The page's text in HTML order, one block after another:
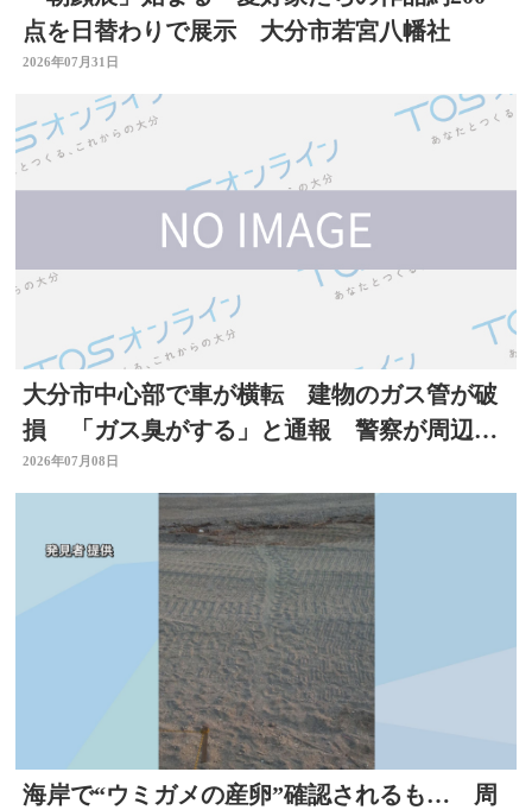
点を日替わりで展示 大分市若宮八幡社
2026年07月31日
大分市中心部で車が横転 建物のガス管が破
損 「ガス臭がする」と通報 警察が周辺で
一時交通規制
2026年07月08日
海岸で“ウミガメの産卵”確認されるも… 周